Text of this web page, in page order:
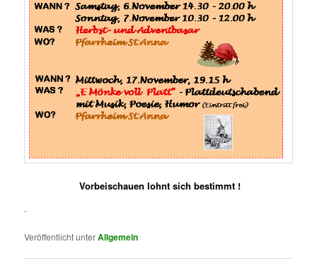
Vorbeischauen lohnt sich bestimmt !
.
Veröffentlicht unterAllgemein